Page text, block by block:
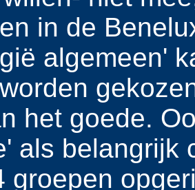
in de
algemeen'
het goede.
als belangrijk
groepen